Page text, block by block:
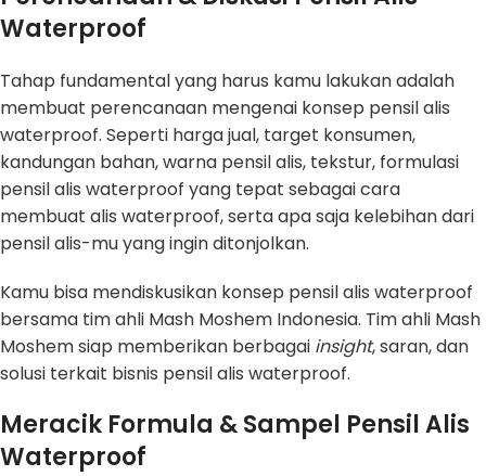
Waterproof
Tahap fundamental yang harus kamu lakukan adalah
membuat perencanaan mengenai konsep pensil alis
waterproof. Seperti harga jual, target konsumen,
kandungan bahan, warna pensil alis, tekstur, formulasi
pensil alis waterproof yang tepat sebagai cara
membuat alis waterproof, serta apa saja kelebihan dari
pensil alis-mu yang ingin ditonjolkan.
Kamu bisa mendiskusikan konsep pensil alis waterproof
bersama tim ahli Mash Moshem Indonesia. Tim ahli Mash
Moshem siap memberikan berbagai insight, saran, dan
solusi terkait bisnis pensil alis waterproof.
Meracik Formula & Sampel Pensil Alis
Waterproof